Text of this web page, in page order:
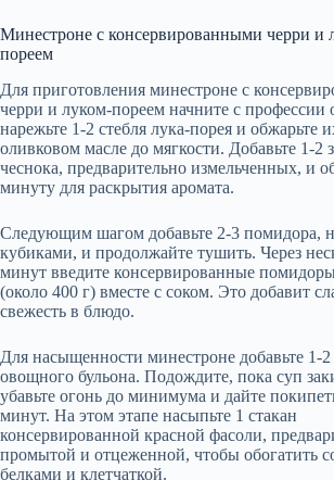
Минестроне с консервированными черри и
пореем
Для приготовления минестроне с
черри и луком-пореем начните с профессии
нарежьте 1-2 стебля лука-порея и обжарьте
оливковом масле до мягкости. Добавьте 1-2
чеснока, предварительно измельченных, и
минуту для раскрытия аромата.
Следующим шагом добавьте 2-3 помидора,
кубиками, и продолжайте тушить. Через
минут введите консервированные
(около 400 г) вместе с соком. Это добавит
свежесть в блюдо.
Для насыщенности минестроне добавьте 1-2
овощного бульона. Подождите, пока суп
убавьте огонь до минимума и дайте
минут. На этом этапе насыпьте 1 стакан
консервированной красной фасоли,
промытой и отцеженной, чтобы обогатить
белками и клетчаткой.